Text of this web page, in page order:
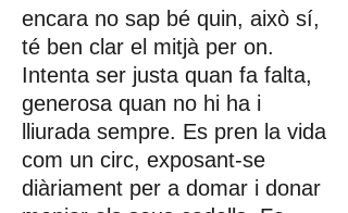
encara no sap bé quin, això sí,
té ben clar el mitjà per on.
Intenta ser justa quan fa falta,
generosa quan no hi ha i
lliurada sempre. Es pren la vida
com un circ, exposant-se
diàriament per a domar i donar